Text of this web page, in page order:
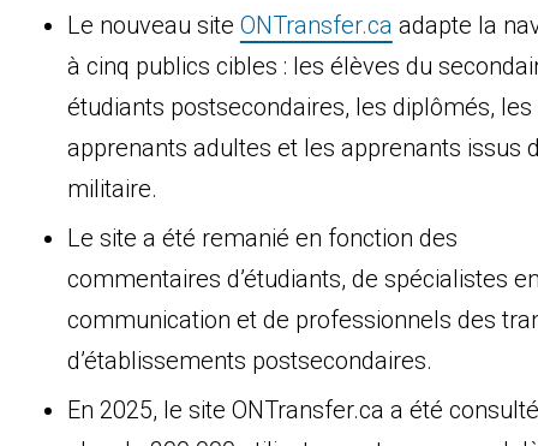
Le nouveau site ONTransfer.ca adapte la
à cinq publics cibles : les élèves du
étudiants postsecondaires, les diplômés, les
apprenants adultes et les apprenants issus
militaire.
Le site a été remanié en fonction des
commentaires d’étudiants, de spécialistes
communication et de professionnels des
d’établissements postsecondaires.
En 2025, le site ONTransfer.ca a été